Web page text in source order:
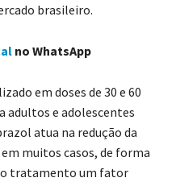
brasileiro.
no WhatsApp
em doses de 30 e 60
adultos e adolescentes
atua na redução da
muitos casos, de forma
tratamento um fator